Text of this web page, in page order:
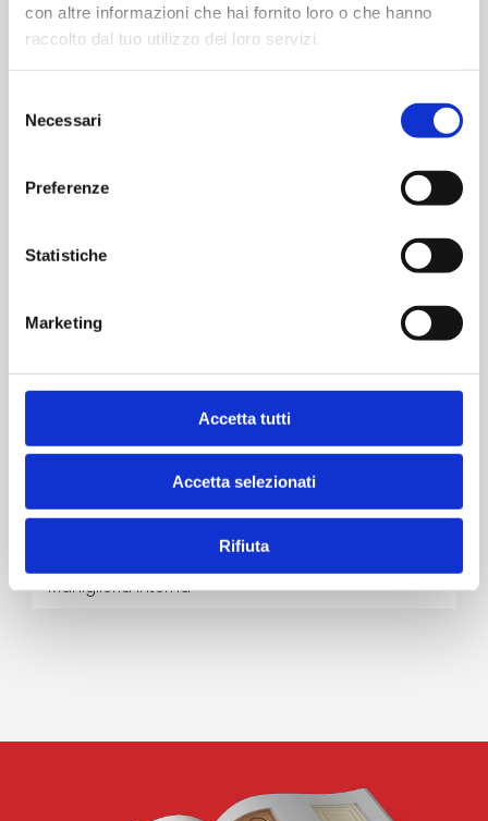
con altre informazioni che hai fornito loro o che hanno
raccolto dal tuo utilizzo dei loro servizi.
delNecessari
Preferenze
Statistiche
Marketing
Accetta tutti
Accetta selezionati
Rifiuta
MAN K11 J05
Maniglieria Interna
Maniglieria Interna